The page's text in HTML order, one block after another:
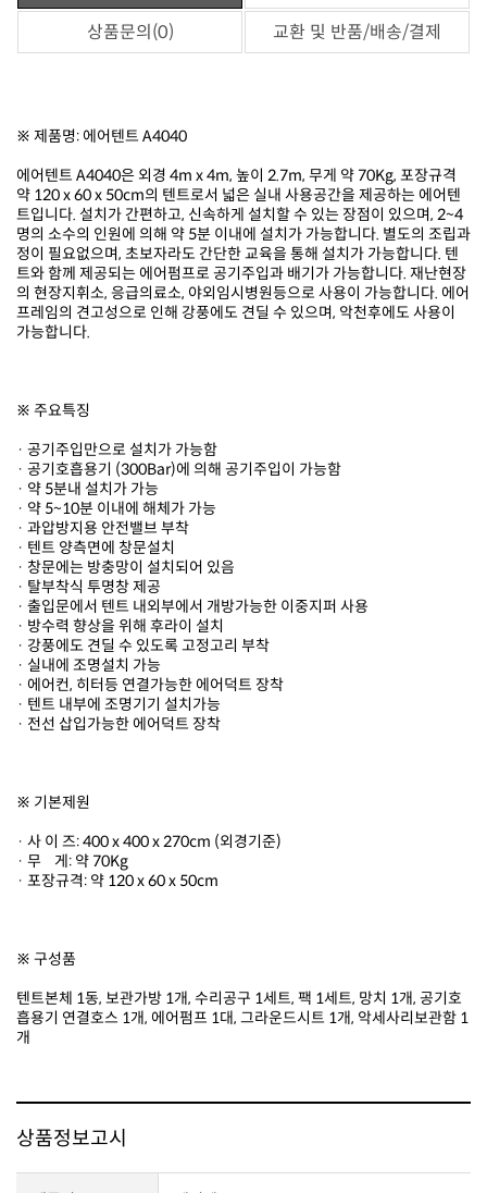
상품문의(0)
교환 및 반품/배송/결제
※ 제품명: 에어텐트 A4040
가능합니다.
※ 주요특징
· 공기주입만으로 설치가 가능함
· 공기호흡용기 (300Bar)에 의해 공기주입이 가능함
· 약 5분내 설치가 가능
· 약 5~10분 이내에 해체가 가능
· 과압방지용 안전밸브 부착
· 텐트 양측면에 창문설치
· 창문에는 방충망이 설치되어 있음
· 탈부착식 투명창 제공
· 출입문에서 텐트 내외부에서 개방가능한 이중지퍼 사용
· 방수력 향상을 위해 후라이 설치
· 강풍에도 견딜 수 있도록 고정고리 부착
· 실내에 조명설치 가능
· 에어컨, 히터등 연결가능한 에어덕트 장착
· 텐트 내부에 조명기기 설치가능
· 전선 삽입가능한 에어덕트 장착
※ 기본제원
· 사 이 즈: 400 x 400 x 270cm (외경기준)
· 무 게: 약 70Kg
· 포장규격: 약 120 x 60 x 50cm
※ 구성품
개
상품정보고시